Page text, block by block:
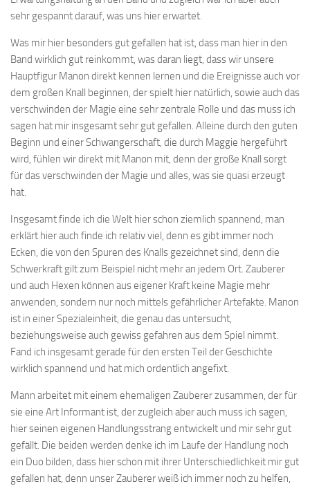
sehr gespannt darauf, was uns hier erwartet.
Was mir hier besonders gut gefallen hat ist, dass man hier in den
Band wirklich gut reinkommt, was daran liegt, dass wir unsere
Hauptfigur Manon direkt kennen lernen und die Ereignisse auch vor
dem großen Knall beginnen, der spielt hier natürlich, sowie auch das
verschwinden der Magie eine sehr zentrale Rolle und das muss ich
sagen hat mir insgesamt sehr gut gefallen. Alleine durch den guten
Beginn und einer Schwangerschaft, die durch Maggie hergeführt
wird, fühlen wir direkt mit Manon mit, denn der große Knall sorgt
für das verschwinden der Magie und alles, was sie quasi erzeugt
hat.
Insgesamt finde ich die Welt hier schon ziemlich spannend, man
erklärt hier auch finde ich relativ viel, denn es gibt immer noch
Ecken, die von den Spuren des Knalls gezeichnet sind, denn die
Schwerkraft gilt zum Beispiel nicht mehr an jedem Ort. Zauberer
und auch Hexen können aus eigener Kraft keine Magie mehr
anwenden, sondern nur noch mittels gefährlicher Artefakte. Manon
ist in einer Spezialeinheit, die genau das untersucht,
beziehungsweise auch gewiss gefahren aus dem Spiel nimmt.
Fand ich insgesamt gerade für den ersten Teil der Geschichte
wirklich spannend und hat mich ordentlich angefixt.
Mann arbeitet mit einem ehemaligen Zauberer zusammen, der für
sie eine Art Informant ist, der zugleich aber auch muss ich sagen,
hier seinen eigenen Handlungsstrang entwickelt und mir sehr gut
gefällt. Die beiden werden denke ich im Laufe der Handlung noch
ein Duo bilden, dass hier schon mit ihrer Unterschiedlichkeit mir gut
gefallen hat, denn unser Zauberer weiß ich immer noch zu helfen,